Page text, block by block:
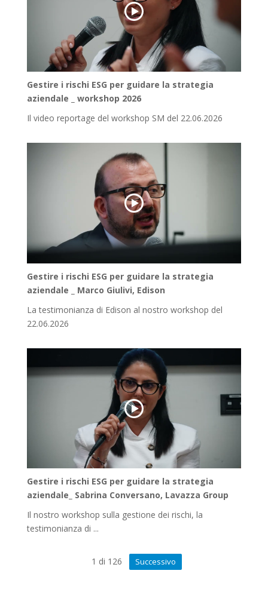
Gestire i rischi ESG per guidare la strategia
aziendale _ workshop 2026
Il video reportage del workshop SM del 22.06.2026
Gestire i rischi ESG per guidare la strategia
aziendale _ Marco Giulivi, Edison
La testimonianza di Edison al nostro workshop del
22.06.2026
Gestire i rischi ESG per guidare la strategia
aziendale_ Sabrina Conversano, Lavazza Group
Il nostro workshop sulla gestione dei rischi, la
testimonianza di ...
1 di 126 Successivo